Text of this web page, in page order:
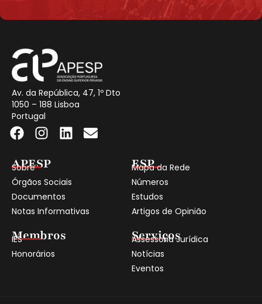
Av. da República, 47, 1º Dto
1050 – 188 Lisboa
Portugal
APESP
Sobre
Órgãos Sociais
Documentos
Notas Informativas
Membros
IES
Honorários
ESP
Mapa da Rede
Números
Estudos
Artigos de Opinião
Serviços
Assessoria Jurídica
Notícias
Eventos